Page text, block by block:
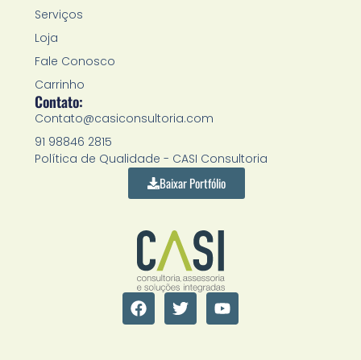
F
a
c
T
w
i
Y
o
u
Serviços
Loja
Fale Conosco
Carrinho
Contato:
Contato@casiconsultoria.com
91 98846 2815
Política de Qualidade - CASI Consultoria
Baixar Portfólio